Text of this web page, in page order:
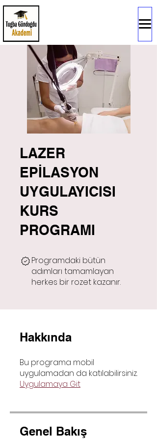
LAZER
EPİLASYON
UYGULAYICISI
KURS
PROGRAMI
Programdaki bütün
adımları tamamlayan
herkes bir rozet kazanır.
Hakkında
Bu programa mobil
uygulamadan da katılabilirsiniz.
Uygulamaya Git
Genel Bakış